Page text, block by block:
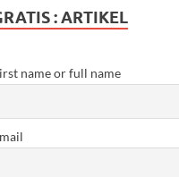
: ARTIKEL
name or full name